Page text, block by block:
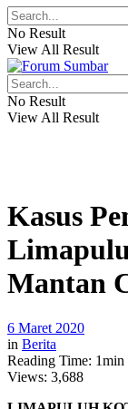
No Result
View All Result
No Result
View All Result
Kasus
Mantan
6 Maret 2020
in Berita
Reading Time: 1min
Views: 3,688